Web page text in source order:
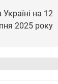
на 12
2025 року